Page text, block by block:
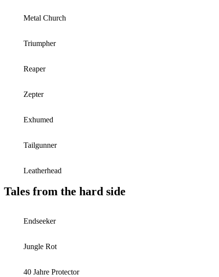
Metal Church
Triumpher
Reaper
Zepter
Exhumed
Tailgunner
Leatherhead
Tales from the hard side
Endseeker
Jungle Rot
40 Jahre Protector